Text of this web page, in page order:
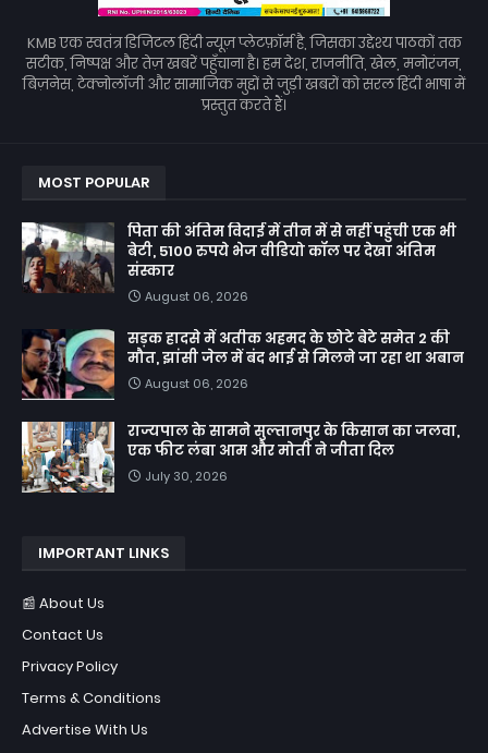
KMB एक स्वतंत्र डिजिटल हिंदी न्यूज़ प्लेटफ़ॉर्म है, जिसका उद्देश्य पाठकों तक
सटीक, निष्पक्ष और तेज़ खबरें पहुँचाना है। हम देश, राजनीति, खेल, मनोरंजन,
बिज़नेस, टेक्नोलॉजी और सामाजिक मुद्दों से जुड़ी खबरों को सरल हिंदी भाषा में
प्रस्तुत करते हैं।
MOST POPULAR
पिता की अंतिम विदाई में तीन में से नहीं पहुंची एक भी
बेटी, 5100 रुपये भेज वीडियो कॉल पर देखा अंतिम
संस्कार
August 06, 2026
सड़क हादसे में अतीक अहमद के छोटे बेटे समेत 2 की
मौत, झांसी जेल में बंद भाई से मिलने जा रहा था अबान
August 06, 2026
राज्यपाल के सामने सुल्तानपुर के किसान का जलवा,
एक फीट लंबा आम और मोती ने जीता दिल
July 30, 2026
IMPORTANT LINKS
📰 About Us
Contact Us
Privacy Policy
Terms & Conditions
Advertise With Us